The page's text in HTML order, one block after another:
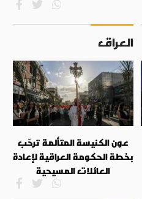
العراق
عون الكنيسة المتألمة ترحّب
بخطة الحكومة العراقية لإعادة
العائلات المسيحية